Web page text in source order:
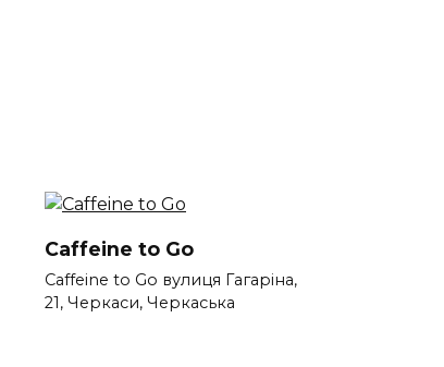
Caffeine to Go
Caffeine to Go вулиця Гагаріна,
21, Черкаси, Черкаська